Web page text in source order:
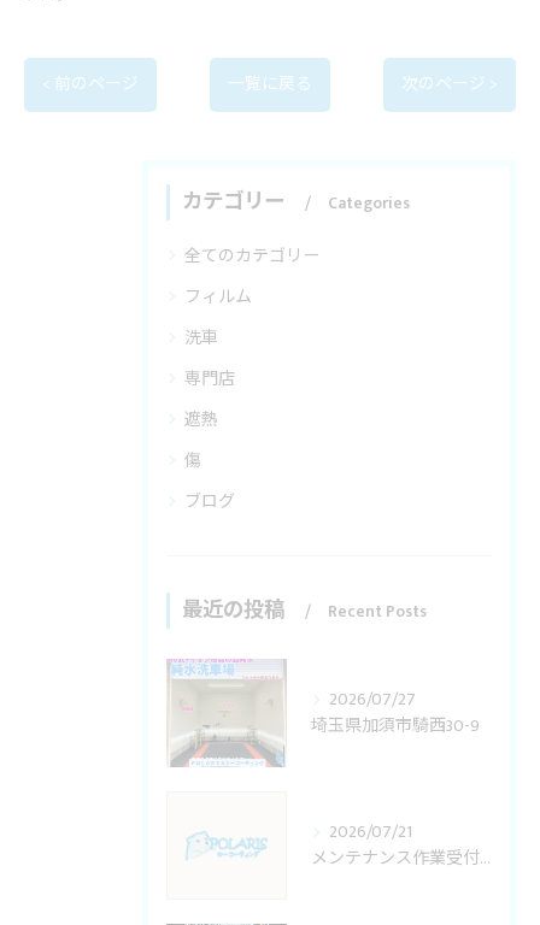
< 前のページ 一覧に戻る 次のページ >
カテゴリー Categories
全てのカテゴリー
フィルム
洗車
専門店
遮熱
傷
ブログ
最近の投稿 Recent Posts
2026/07/27
埼玉県加須市騎西30-9
2026/07/21
メンテナンス作業受付変更